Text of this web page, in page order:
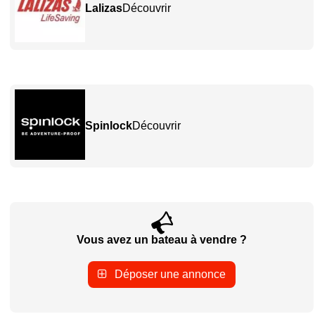
LalizasDécouvrir
SpinlockDécouvrir
Vous avez un bateau à vendre ?
Déposer une annonce